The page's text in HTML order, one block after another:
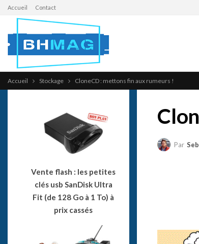
Accueil Contact
Accueil Stockage CloneCD : mettons fin aux rumeurs !
Par
Vente flash : les petites
clés usb SanDisk Ultra
Fit (de 128 Go à 1 To) à
prix cassés